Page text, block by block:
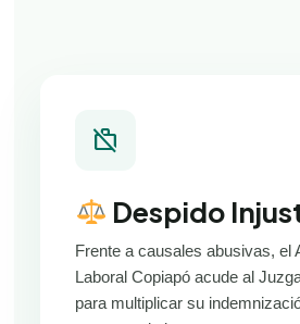
work_off
Despido
Frente a causales abusivas, el
Laboral Copiapó acude al
para multiplicar su